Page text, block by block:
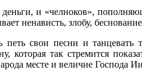
и «челноков»,
ненависть, злобу,
свои песни и
так стремится
месте и величие Господа